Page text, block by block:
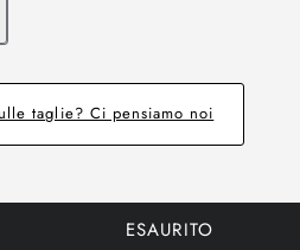
taglie? Ci pensiamo noi
ESAURITO